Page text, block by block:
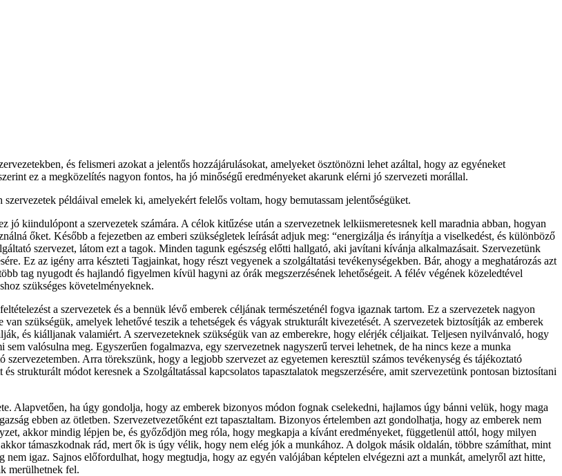
és felismeri azokat a jelentős hozzájárulásokat, amelyeket ösztönözni lehet azáltal, hogy az egyéneket
ez a megközelítés nagyon fontos, ha jó minőségű eredményeket akarunk elérni jó szervezeti morállal.
példáival emelek ki, amelyekért felelős voltam, hogy bemutassam jelentőségüket.
jó kiindulópont a szervezetek számára. A célok kitűzése után a szervezetnek lelkiismeretesnek kell maradnia abban, hogyan
őket. Később a fejezetben az emberi szükségletek leírását adjuk meg: “energizálja és irányítja a viselkedést, és különböző
szervezet, látom ezt a tagok. Minden tagunk egészség előtti hallgató, aki javítani kívánja alkalmazásait. Szervezetünk
Ez az igény arra készteti Tagjainkat, hogy részt vegyenek a szolgáltatási tevékenységekben. Bár, ahogy a meghatározás azt
tag nyugodt és hajlandó figyelmen kívül hagyni az órák megszerzésének lehetőségeit. A félév végének közeledtével
szükséges követelményeknek.
a szervezetek és a bennük lévő emberek céljának természeténél fogva igaznak tartom. Ez a szervezetek nagyon
szükségük, amelyek lehetővé teszik a tehetségek és vágyak strukturált kivezetését. A szervezetek biztosítják az emberek
és kiálljanak valamiért. A szervezeteknek szükségük van az emberekre, hogy elérjék céljaikat. Teljesen nyilvánvaló, hogy
valósulna meg. Egyszerűen fogalmazva, egy szervezetnek nagyszerű tervei lehetnek, de ha nincs keze a munka
Arra törekszünk, hogy a legjobb szervezet az egyetemen keresztül számos tevékenység és tájékoztató
strukturált módot keresnek a Szolgáltatással kapcsolatos tapasztalatok megszerzésére, amit szervezetünk pontosan biztosítani
Alapvetően, ha úgy gondolja, hogy az emberek bizonyos módon fognak cselekedni, hajlamos úgy bánni velük, hogy maga
ebben az ötletben. Szervezetvezetőként ezt tapasztaltam. Bizonyos értelemben azt gondolhatja, hogy az emberek nem
akkor mindig lépjen be, és győződjön meg róla, hogy megkapja a kívánt eredményeket, függetlenül attól, hogy milyen
támaszkodnak rád, mert ők is úgy vélik, hogy nem elég jók a munkához. A dolgok másik oldalán, többre számíthat, mint
igaz. Sajnos előfordulhat, hogy megtudja, hogy az egyén valójában képtelen elvégezni azt a munkát, amelyről azt hitte,
merülhetnek fel.